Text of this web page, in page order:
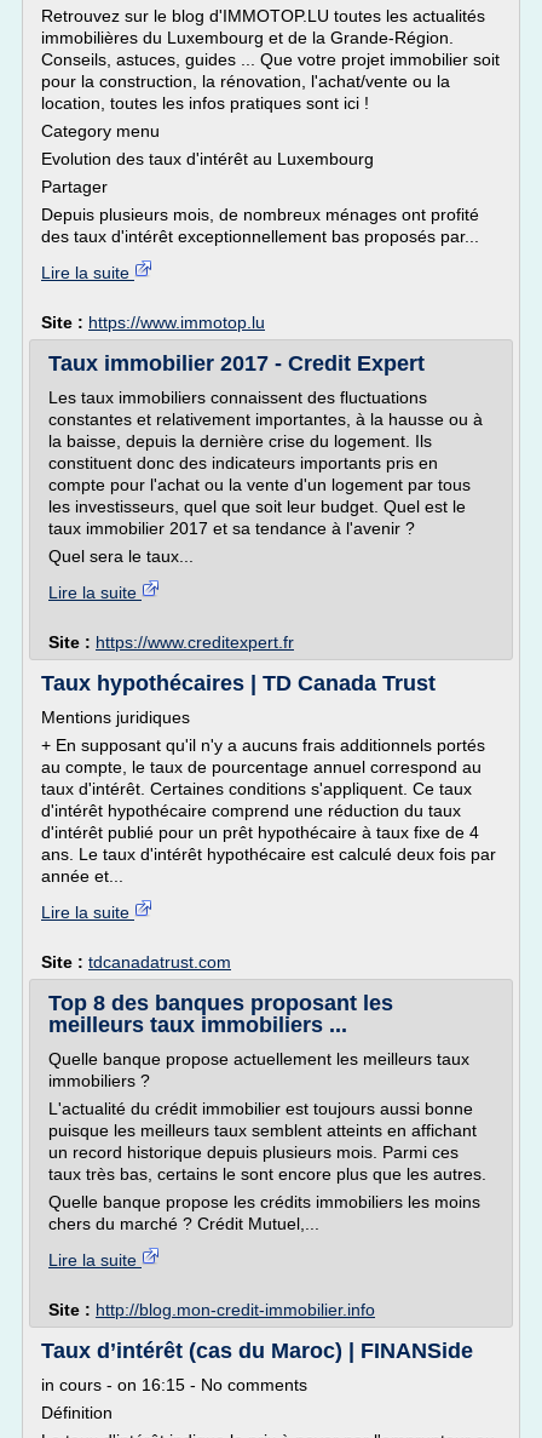
Retrouvez sur le blog d'IMMOTOP.LU toutes les actualités
immobilières du Luxembourg et de la Grande-Région.
Conseils, astuces, guides ... Que votre projet immobilier soit
pour la construction, la rénovation, l'achat/vente ou la
location, toutes les infos pratiques sont ici !
Category menu
Evolution des taux d'intérêt au Luxembourg
Partager
Depuis plusieurs mois, de nombreux ménages ont profité
des taux d'intérêt exceptionnellement bas proposés par...
Lire la suite
Site : https://www.immotop.lu
Taux immobilier 2017 - Credit Expert
Les taux immobiliers connaissent des fluctuations
constantes et relativement importantes, à la hausse ou à
la baisse, depuis la dernière crise du logement. Ils
constituent donc des indicateurs importants pris en
compte pour l'achat ou la vente d'un logement par tous
les investisseurs, quel que soit leur budget. Quel est le
taux immobilier 2017 et sa tendance à l'avenir ?
Quel sera le taux...
Lire la suite
Site : https://www.creditexpert.fr
Taux hypothécaires | TD Canada Trust
Mentions juridiques
+ En supposant qu'il n'y a aucuns frais additionnels portés
au compte, le taux de pourcentage annuel correspond au
taux d'intérêt. Certaines conditions s'appliquent. Ce taux
d'intérêt hypothécaire comprend une réduction du taux
d'intérêt publié pour un prêt hypothécaire à taux fixe de 4
ans. Le taux d'intérêt hypothécaire est calculé deux fois par
année et...
Lire la suite
Site : tdcanadatrust.com
Top 8 des banques proposant les
meilleurs taux immobiliers ...
Quelle banque propose actuellement les meilleurs taux
immobiliers ?
L'actualité du crédit immobilier est toujours aussi bonne
puisque les meilleurs taux semblent atteints en affichant
un record historique depuis plusieurs mois. Parmi ces
taux très bas, certains le sont encore plus que les autres.
Quelle banque propose les crédits immobiliers les moins
chers du marché ? Crédit Mutuel,...
Lire la suite
Site : http://blog.mon-credit-immobilier.info
Taux d’intérêt (cas du Maroc) | FINANSide
in cours - on 16:15 - No comments
Définition